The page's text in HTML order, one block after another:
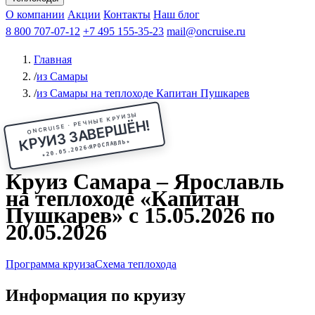
Чебоксарыиз Волгоградаиз Саратова Все города
КазаньВ Нижний НовгородВ ПермьВ Ростов-на-Дону
РыбинскНа СоловкиНа ВалаамПо ОкеПо Енисею
Афанасий Никитин Октябрьская революция
ФединАлександр СвешниковИван
МироновА.С.Попов
О компании Акции Контакты Наш блог
8 800 707-07-12 +7 495 155-35-23 mail@oncruise.ru
Главная
/из Самары
/из Самары на теплоходе Капитан Пушкарев
ONCRUISE · РЕЧНЫЕ КРУИЗЫ
КРУИЗ ЗАВЕРШЁН!
★20.05.2026
ЯРОСЛАВЛЬ★
Круиз Самара – Ярославль
на теплоходе «Капитан
Пушкарев» с 15.05.2026 по
20.05.2026
Программа круизаСхема теплохода
Информация по круизу